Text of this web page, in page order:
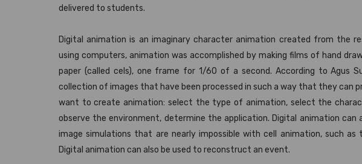
delivered to students.
Digital animation is an imaginary character animation created from the
using computers, animation was accomplished by making films of hand
paper (called cels), one frame for 1/60 of a second. According to Agus
collection of images that have been processed in such a way that they can
want to create animation: select the type of animation, select the
observe the environment, determine the application. Digital animation can
image simulations that are nearly impossible with cell animation, such
Digital animation can also be used to reconstruct an event.